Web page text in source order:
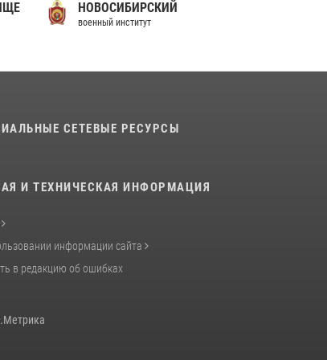
НОВОСИБИРСКИЙ
военный институт
СЕТЕВЫЕ РЕСУРСЫ
И ТЕХНИЧЕСКАЯ ИНФОРМАЦИЯ
информации сайта
в редакцию об ошибках